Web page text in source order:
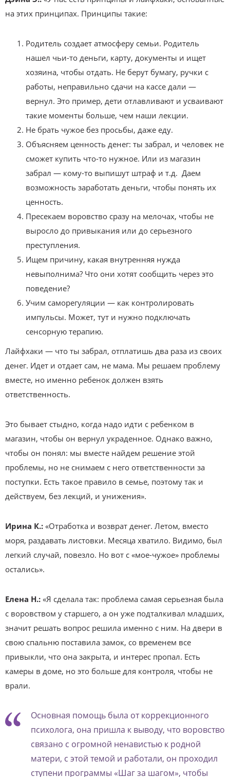
на этих принципах. Принципы такие:
Родитель создает атмосферу семьи. Родитель
нашел чьи-то деньги, карту, документы и ищет
хозяина, чтобы отдать. Не берут бумагу, ручки с
работы, неправильно сдачи на кассе дали —
вернул. Это пример, дети отлавливают и усваивают
такие моменты больше, чем наши лекции.
Не брать чужое без просьбы, даже еду.
Объясняем ценность денег: ты забрал, и человек не
сможет купить что-то нужное. Или из магазин
забрал — кому-то выпишут штраф и т.д. Даем
возможность заработать деньги, чтобы понять их
ценность.
Пресекаем воровство сразу на мелочах, чтобы не
выросло до привыкания или до серьезного
преступления.
Ищем причину, какая внутренняя нужда
невыполнима? Что они хотят сообщить через это
поведение?
Учим саморегуляции — как контролировать
импульсы. Может, тут и нужно подключать
сенсорную терапию.
Лайфхаки — что ты забрал, отплатишь два раза из своих
денег. Идет и отдает сам, не мама. Мы решаем проблему
вместе, но именно ребенок должен взять
ответственность.
Это бывает стыдно, когда надо идти с ребенком в
магазин, чтобы он вернул украденное. Однако важно,
чтобы он понял: мы вместе найдем решение этой
проблемы, но не снимаем с него ответственности за
поступки. Есть такое правило в семье, поэтому так и
действуем, без лекций, и унижения».
Ирина К.: «Отработка и возврат денег. Летом, вместо
моря, раздавать листовки. Месяца хватило. Видимо, был
легкий случай, повезло. Но вот с «мое-чужое» проблемы
остались».
Елена Н.: «Я сделала так: проблема самая серьезная была
с воровством у старшего, а он уже подталкивал младших,
значит решать вопрос решила именно с ним. На двери в
свою спальню поставила замок, со временем все
привыкли, что она закрыта, и интерес пропал. Есть
камеры в доме, но это больше для контроля, чтобы не
врали.
Основная помощь была от коррекционного
психолога, она пришла к выводу, что воровство
связано с огромной ненавистью к родной
матери, с этой темой и работали, он проходил
ступени программы «Шаг за шагом», чтобы